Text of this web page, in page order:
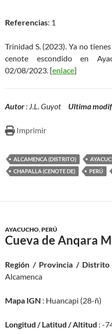
Referencias: 1
Trinidad S. (2023). Ya no
cenote escondido en
02/08/2023. [enlace]
Autor: J.L. Guyot Ultima
Imprimir
ALCAMENCA (DISTRITO)
CHAPALLA (CENOTE DE)
PERÚ
AYACUCHO,PERÚ
Cueva de Anqara
Región / Provincia / Distrito
Alcamenca
Mapa IGN : Huancapi (28-ñ)
Longitud / Latitud / Altitud : -